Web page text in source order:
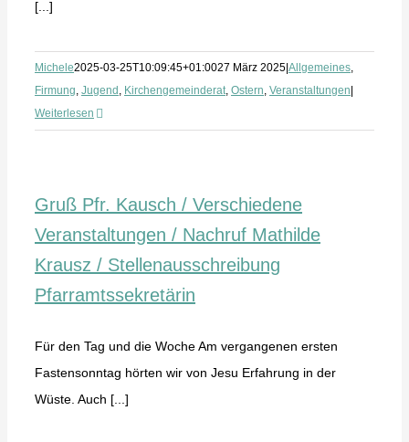
[...]
Michele2025-03-25T10:09:45+01:0027 März 2025 Allgemeines,
Firmung, Jugend , Kirchengemeinderat, Ostern, Veranstaltungen
Weiterlesen
Gruß Pfr. Kausch / Verschiedene
Veranstaltungen / Nachruf Mathilde
Krausz / Stellenausschreibung
Pfarramtssekretärin
Für den Tag und die Woche Am vergangenen ersten
Fastensonntag hörten wir von Jesu Erfahrung in der
Wüste. Auch [...]